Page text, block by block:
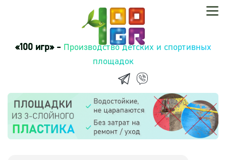
«100 игр» -Производство детских и спортивных
площадок